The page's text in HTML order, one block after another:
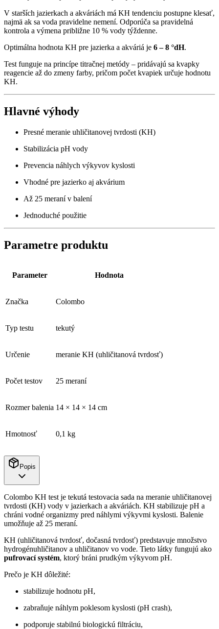
V starších jazierkach a akváriách má KH tendenciu postupne klesať,
najmä ak sa voda pravidelne nemení. Odporúča sa pravidelná
kontrola a výmena približne 10 % vody týždenne.
Optimálna hodnota KH pre jazierka a akváriá je 6 – 8 °dH.
Test funguje na princípe titračnej metódy – pridávajú sa kvapky
reagencie až do zmeny farby, pričom počet kvapiek určuje hodnotu
KH.
Hlavné výhody
Presné meranie uhličitanovej tvrdosti (KH)
Stabilizácia pH vody
Prevencia náhlych výkyvov kyslosti
Vhodné pre jazierko aj akvárium
Až 25 meraní v balení
Jednoduché použitie
Parametre produktu
Parameter Hodnota
Značka Colombo
Typ testu tekutý
Určenie meranie KH (uhličitanová tvrdosť)
Počet testov 25 meraní
Rozmer balenia 14 × 14 × 14 cm
Hmotnosť 0,1 kg
Popis
Colombo KH test je tekutá testovacia sada na meranie uhličitanovej
tvrdosti (KH) vody v jazierkach a akváriách. KH stabilizuje pH a
chráni vodné organizmy pred náhlymi výkyvmi kyslosti. Balenie
umožňuje až 25 meraní.
KH (uhličitanová tvrdosť, dočasná tvrdosť) predstavuje množstvo
hydrogénuhličitanov a uhličitanov vo vode. Tieto látky fungujú ako
pufrovací systém, ktorý bráni prudkým výkyvom pH.
Prečo je KH dôležité:
stabilizuje hodnotu pH,
zabraňuje náhlym poklesom kyslosti (pH crash),
podporuje stabilnú biologickú filtráciu,